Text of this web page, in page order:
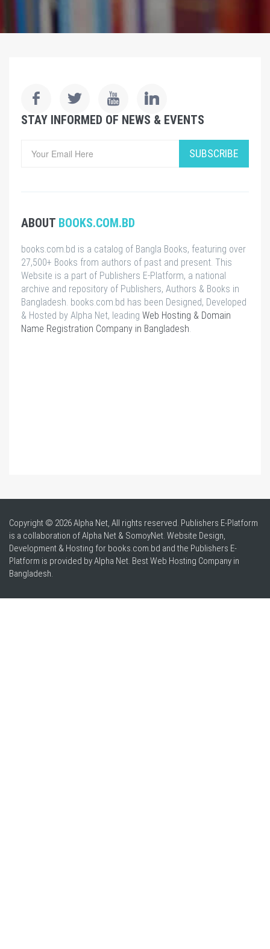
STAY INFORMED OF NEWS & EVENTS
SUBSCRIBE
ABOUT BOOKS.COM.BD
books.com.bd is a catalog of Bangla Books, featuring over
27,500+ Books from authors of past and present. This
Website is a part of Publishers E-Platform, a national
archive and repository of Publishers, Authors & Books in
Bangladesh. books.com.bd has been Designed, Developed
& Hosted by Alpha Net, leading Web Hosting & Domain
Name Registration Company in Bangladesh
Copyright © 2026 Alpha Net, All rights reserved. Publishers E-Platform
is a collaboration of Alpha Net & SomoyNet. Website Design,
Development & Hosting for books.com.bd and the Publishers E-
Platform is provided by Alpha Net. BestWeb Hosting Company in
Bangladesh.